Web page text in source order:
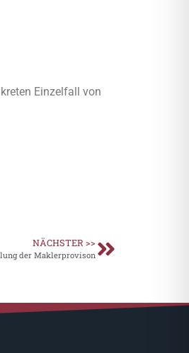
Einzelfall von
NÄCHSTER >>
der Maklerprovison